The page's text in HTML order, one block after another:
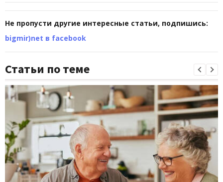
Не пропусти другие интересные статьи, подпишись:
bigmir)net в facebook
Статьи по теме